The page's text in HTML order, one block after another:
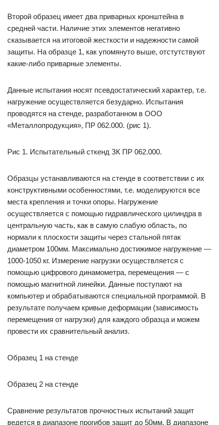
Второй образец имеет два приварных кронштейна в
средней части. Наличие этих элементов негативно
сказывается на итоговой жесткости и надежности самой
защиты. На образце 1, как упомянуто выше, отстутствуют
какие-либо приварные элементы.
Данные испытания носят псевдостатический характер, т.е.
нагружение осуществляется безударно. Испытания
проводятся на стенде, разработанном в ООО
«Металлопродукция», ПР 062.000. (рис 1).
Рис 1. Испытательный сткенд ЗК ПР 062.000.
Образцы устанавливаются на стенде в соответствии с их
конструктивными особенностями, т.е. моделируются все
места крепления и точки опоры. Нагружение
осуществляется с помощью гидравлического цилиндра в
центральную часть, как в самую слабую область, по
нормали к плоскости защиты через стальной пятак
диаметром 100мм. Максимально достижимое нагружение —
1000-1050 кг. Измерение нагрузки осуществляется с
помощью цифрового динамометра, перемещения — с
помощью магнитной линейки. Данные поступают на
компьютер и обрабатываются специальной программой. В
результате получаем кривые деформации (зависимость
перемещения от нагрузки) для каждого образца и можем
провести их сравнительный анализ.
Образец 1 на стенде
Образец 2 на стенде
Сравнение результатов прочностных испытаний защит
ведется в диапазоне прогибов защит до 50мм. В диапазоне